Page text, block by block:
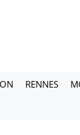
RENNES